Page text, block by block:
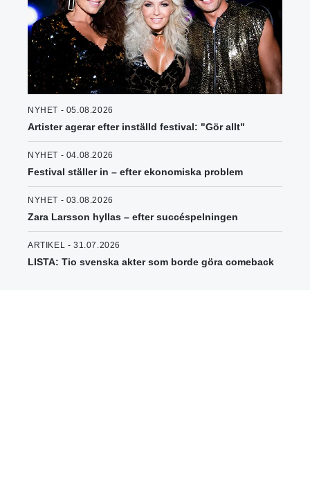
NYHET - 05.08.2026
Artister agerar efter inställd festival: "Gör allt"
NYHET - 04.08.2026
Festival ställer in – efter ekonomiska problem
NYHET - 03.08.2026
Zara Larsson hyllas – efter succéspelningen
ARTIKEL - 31.07.2026
LISTA: Tio svenska akter som borde göra comeback